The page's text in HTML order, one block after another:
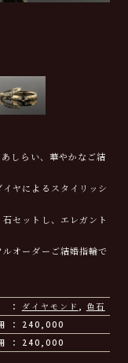
しらい、華やかなご結
ヤによるスタイリッシ
セットし、エレガント
オーダーご結婚指輪で
ダイヤモンド
色石
240,000
240,000